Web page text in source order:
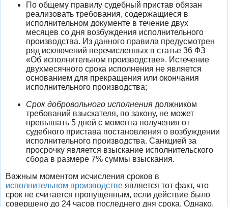
По общему правилу судебный пристав обязан
реализовать требования, содержащиеся в
исполнительном документе в течение двух
месяцев со дня возбуждения исполнительного
производства. Из данного правила предусмотрен
ряд исключений перечисленных в статье 36 ФЗ
«Об исполнительном производстве». Истечение
двухмесячного срока исполнения не является
основанием для прекращения или окончания
исполнительного производства;
Срок добровольного исполнения должником
требований взыскателя, по закону, не может
превышать 5 дней с момента получения от
судебного пристава постановления о возбуждении
исполнительного производства. Санкцией за
просрочку является взыскание исполнительского
сбора в размере 7% суммы взыскания.
Важным моментом исчисления сроков в
исполнительном производстве является тот факт, что
срок не считается пропущенным, если действие было
совершено до 24 часов последнего дня срока. Однако,